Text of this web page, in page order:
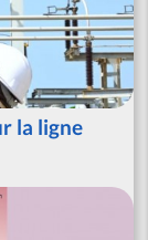
la ligne